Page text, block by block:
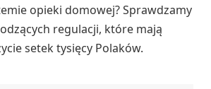
opieki domowej? Sprawdzamy
regulacji, które mają
setek tysięcy Polaków.